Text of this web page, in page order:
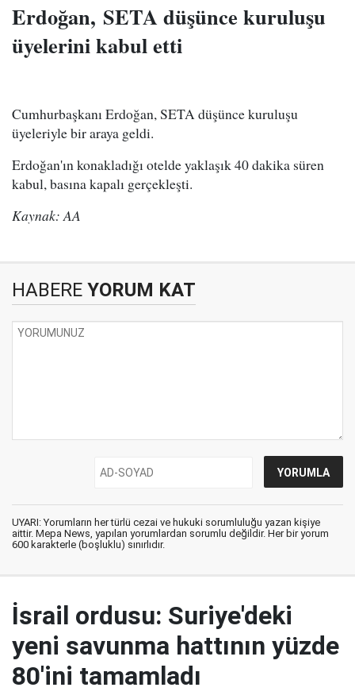
Erdoğan, SETA düşünce kuruluşu
üyelerini kabul etti
Cumhurbaşkanı Erdoğan, SETA düşünce kuruluşu
üyeleriyle bir araya geldi.
Erdoğan'ın konakladığı otelde yaklaşık 40 dakika süren
kabul, basına kapalı gerçekleşti.
Kaynak: AA
HABERE YORUM KAT
UYARI: Yorumların her türlü cezai ve hukuki sorumluluğu yazan kişiye
aittir. Mepa News, yapılan yorumlardan sorumlu değildir. Her bir yorum
600 karakterle (boşluklu) sınırlıdır.
İsrail ordusu: Suriye'deki
yeni savunma hattının yüzde
80'ini tamamladı